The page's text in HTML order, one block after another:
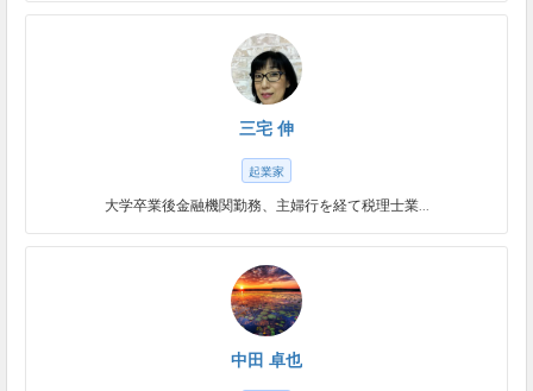
三宅 伸
起業家
大学卒業後金融機関勤務、主婦行を経て税理士業...
中田 卓也